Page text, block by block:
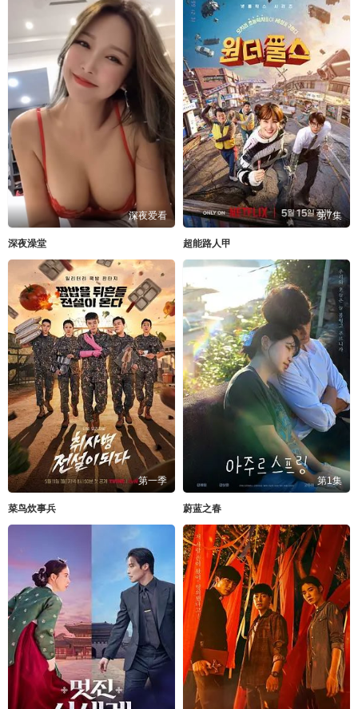
深夜爱看
深夜澡堂
第7集
超能路人甲
第一季
菜鸟炊事兵
第1集
蔚蓝之春